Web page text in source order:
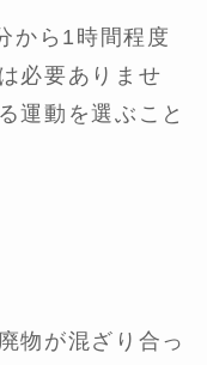
から1時間程度
必要ありませ
運動を選ぶこと
物が混ざり合っ